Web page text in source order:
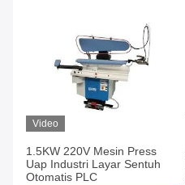
Video
1.5KW 220V Mesin Press
Uap Industri Layar Sentuh
Otomatis PLC